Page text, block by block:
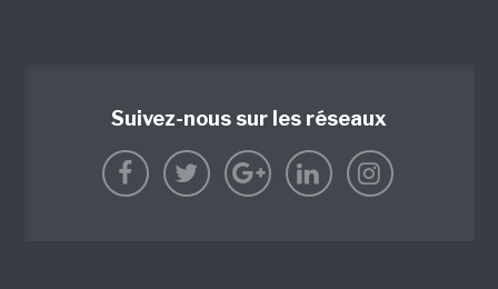
Suivez-nous sur les réseaux